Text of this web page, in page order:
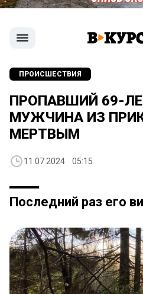
ПРОИСШЕСТВИЯ
ПРОПАВШИЙ 69-
МУЖЧИНА ИЗ
МЕРТВЫМ
11.07.2024 05:15
Последний раз его